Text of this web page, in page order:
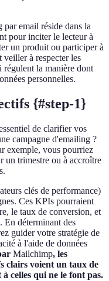
email réside dans la
pour inciter le lecteur à
un produit ou participer à
à respecter les
la manière dont
personnelles.
{#step-1}
de clarifier vos
campagne d'emailing ?
exemple, vous pourriez
un trimestre ou à accroître
clés de performance)
Ces KPIs pourraient
le taux de conversion, et
En déterminant des
guider votre stratégie de
à l'aide de données
Mailchimp, les
clairs voient un taux de
celles qui ne le font pas.